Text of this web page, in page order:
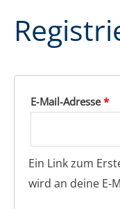
E‑Mail-Adres­se*
Ein Link zum
wird an dei­ne